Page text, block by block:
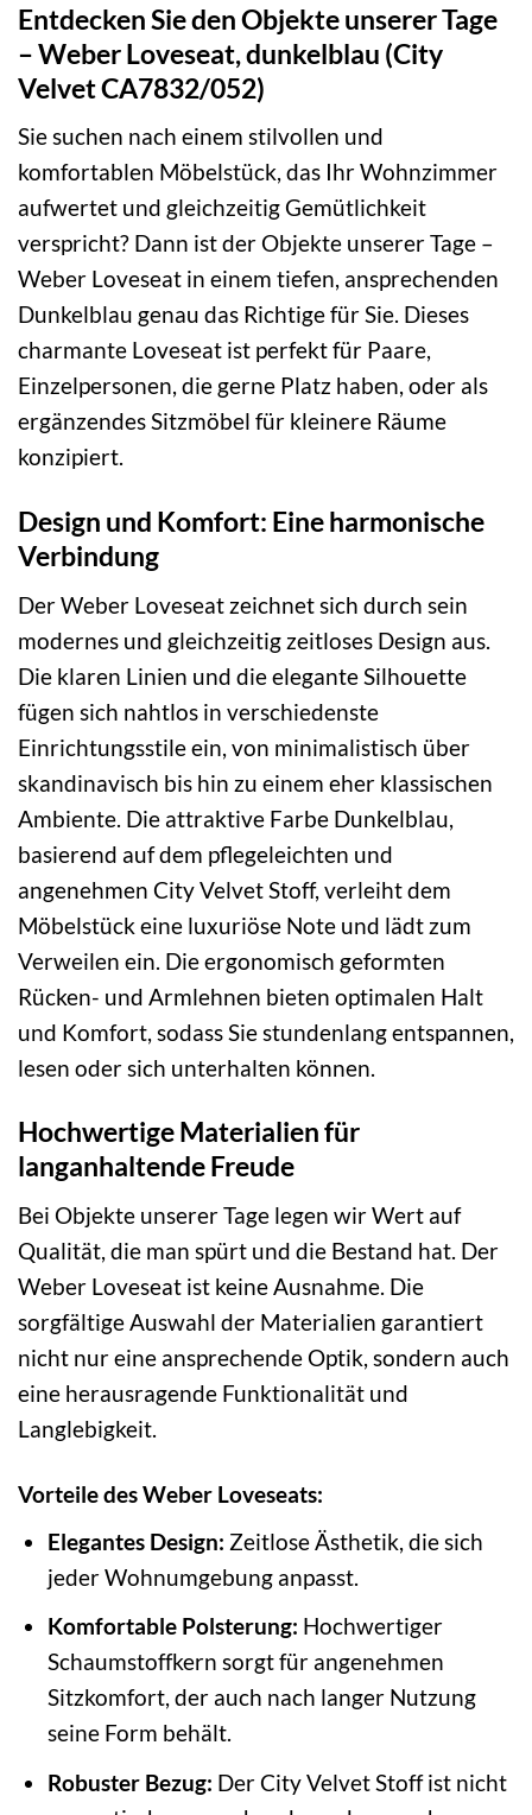
Entdecken Sie den Objekte unserer Tage
– Weber Loveseat, dunkelblau (City
Velvet CA7832/052)
Sie suchen nach einem stilvollen und
komfortablen Möbelstück, das Ihr Wohnzimmer
aufwertet und gleichzeitig Gemütlichkeit
verspricht? Dann ist der Objekte unserer Tage –
Weber Loveseat in einem tiefen, ansprechenden
Dunkelblau genau das Richtige für Sie. Dieses
charmante Loveseat ist perfekt für Paare,
Einzelpersonen, die gerne Platz haben, oder als
ergänzendes Sitzmöbel für kleinere Räume
konzipiert.
Design und Komfort: Eine harmonische
Verbindung
Der Weber Loveseat zeichnet sich durch sein
modernes und gleichzeitig zeitloses Design aus.
Die klaren Linien und die elegante Silhouette
fügen sich nahtlos in verschiedenste
Einrichtungsstile ein, von minimalistisch über
skandinavisch bis hin zu einem eher klassischen
Ambiente. Die attraktive Farbe Dunkelblau,
basierend auf dem pflegeleichten und
angenehmen City Velvet Stoff, verleiht dem
Möbelstück eine luxuriöse Note und lädt zum
Verweilen ein. Die ergonomisch geformten
Rücken- und Armlehnen bieten optimalen Halt
und Komfort, sodass Sie stundenlang entspannen,
lesen oder sich unterhalten können.
Hochwertige Materialien für
langanhaltende Freude
Bei Objekte unserer Tage legen wir Wert auf
Qualität, die man spürt und die Bestand hat. Der
Weber Loveseat ist keine Ausnahme. Die
sorgfältige Auswahl der Materialien garantiert
nicht nur eine ansprechende Optik, sondern auch
eine herausragende Funktionalität und
Langlebigkeit.
Vorteile des Weber Loveseats:
Elegantes Design: Zeitlose Ästhetik, die sich
jeder Wohnumgebung anpasst.
Komfortable Polsterung: Hochwertiger
Schaumstoffkern sorgt für angenehmen
Sitzkomfort, der auch nach langer Nutzung
seine Form behält.
Robuster Bezug: Der City Velvet Stoff ist nicht